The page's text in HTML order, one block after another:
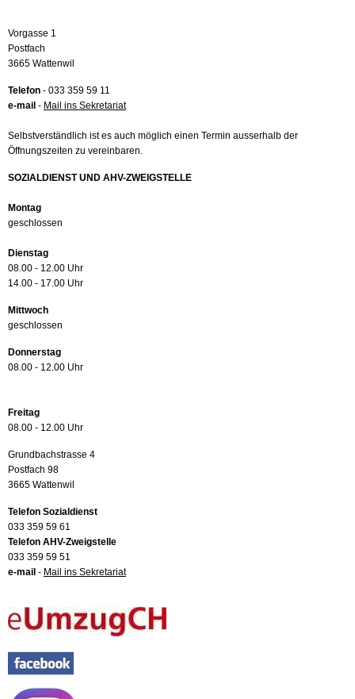
Vorgasse 1
Postfach
3665 Wattenwil
Telefon - 033 359 59 11
e-mail - Mail ins Sekretariat
Selbstverständlich ist es auch möglich einen Termin ausserhalb der
Öffnungszeiten zu vereinbaren.
SOZIALDIENST UND AHV-ZWEIGSTELLE
Montag
geschlossen
Dienstag
08.00 - 12.00 Uhr
14.00 - 17.00 Uhr
Mittwoch
geschlossen
Donnerstag
08.00 - 12.00 Uhr
Freitag
08.00 - 12.00 Uhr
Grundbachstrasse 4
Postfach 98
3665 Wattenwil
Telefon Sozialdienst
033 359 59 61
Telefon AHV-Zweigstelle
033 359 59 51
e-mail - Mail ins Sekretariat